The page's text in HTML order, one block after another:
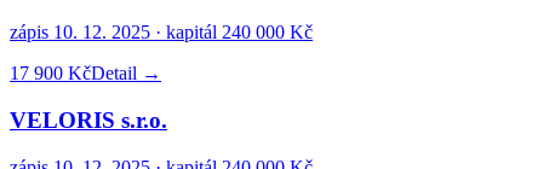
zápis 10. 12. 2025 · kapitál 240 000 Kč
17 900 KčDetail →
VELORIS s.r.o.